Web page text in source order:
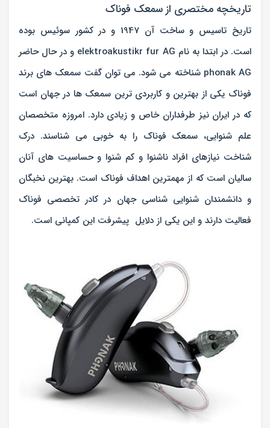
تاریخچه مختصری از سمعک فوناک
تاریخ تاسیس و ساخت آن 1947 و در کشور سوئیس بوده
است. در ابتدا به نام elektroakustikr fur AG و در حال حاضر
phonak AG شناخته می شود. می توان گفت سمعک های برند
فوناک یکی از بهترین و کاربردی ترین سمعک ها در جهان است
که در ایران نیز طرفداران خاص و زیادی دارد. امروزه متخصصان
علم شنوایی، سمعک فوناک را به خوبی می شناسند. درک
شناخت نیازهای افراد ناشنوا و کم شنوا و حساسیت های آنان
سالیان است که از مهمترین اهداف فوناک است. بهترین نخبگان
و دانشمندان شنوایی شناسی جهان در کادر تخصصی فوناک
فعالیت دارند و این یکی از دلایل پیشرفت این کمپانی است.